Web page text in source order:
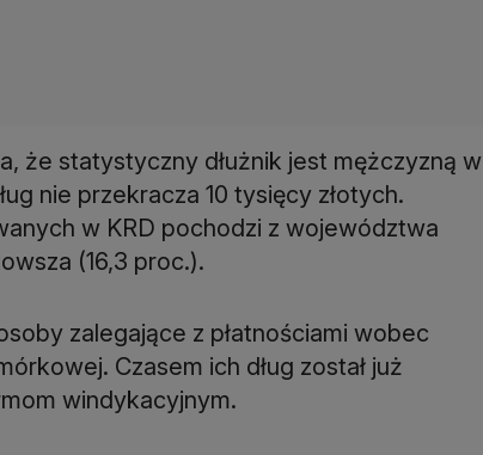
że statystyczny dłużnik jest mężczyzną w
nie przekracza 10 tysięcy złotych.
w KRD pochodzi z województwa
(16,3 proc.).
zalegające z płatnościami wobec
Czasem ich dług został już
windykacyjnym.